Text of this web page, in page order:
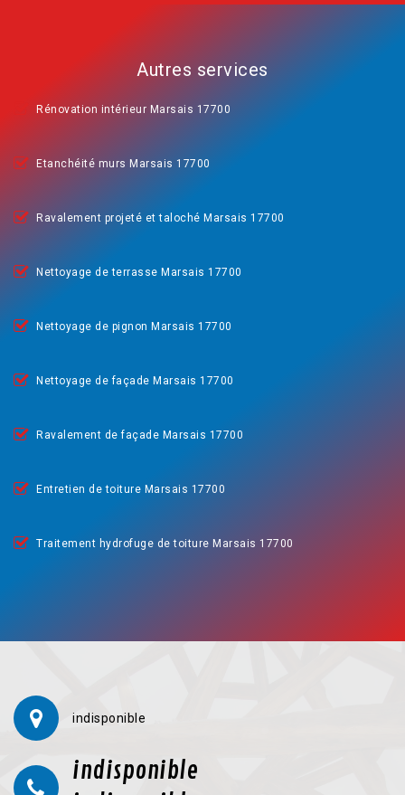
Autres services
Rénovation intérieur Marsais 17700
Etanchéité murs Marsais 17700
Ravalement projeté et taloché Marsais 17700
Nettoyage de terrasse Marsais 17700
Nettoyage de pignon Marsais 17700
Nettoyage de façade Marsais 17700
Ravalement de façade Marsais 17700
Entretien de toiture Marsais 17700
Traitement hydrofuge de toiture Marsais 17700
indisponible
indisponible